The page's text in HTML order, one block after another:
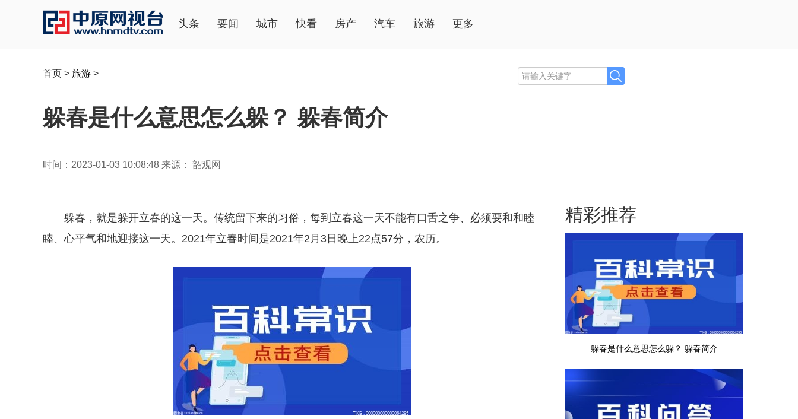
头条 要闻 城市 快看 房产 汽车 旅游 更多
首页 > 旅游 >
躲春是什么意思怎么躲？ 躲春简介
时间：2023-01-03 10:08:48 来源： 韶观网
躲春，就是躲开立春的这一天。传统留下来的习 俗，每到立春这一天不能有口舌之争、必须要和和睦
睦、心平气和地迎接这一天。2021年立春时间是2021年2月3日晚上22点57分，农历。
精彩推荐
躲春是什么意思怎么躲？ 躲春简介